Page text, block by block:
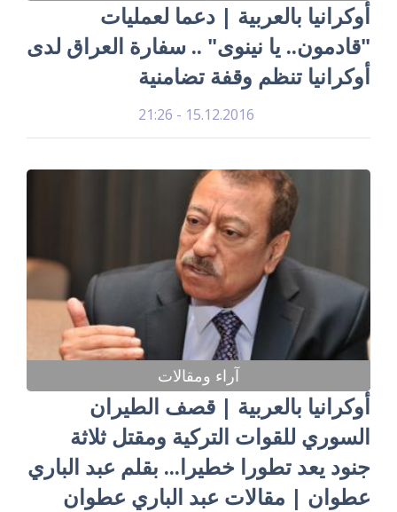
أوكرانيا بالعربية | دعما لعمليات
"قادمون.. يا نينوى" .. سفارة العراق لدى
أوكرانيا تنظم وقفة تضامنية
15.12.2016 - 21:26
آراء ومقالات
أوكرانيا بالعربية | قصف الطيران
السوري للقوات التركية ومقتل ثلاثة
جنود يعد تطورا خطيرا... بقلم عبد الباري
عطوان | مقالات عبد الباري عطوان